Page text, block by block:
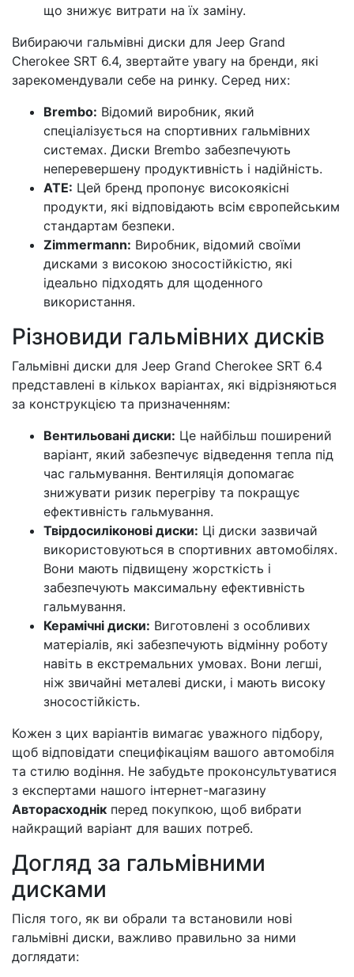
що знижує витрати на їх заміну.
Вибираючи гальмівні диски для Jeep Grand
Cherokee SRT 6.4, звертайте увагу на бренди, які
зарекомендували себе на ринку. Серед них:
Brembo: Відомий виробник, який
спеціалізується на спортивних гальмівних
системах. Диски Brembo забезпечують
неперевершену продуктивність і надійність.
ATE: Цей бренд пропонує високоякісні
продукти, які відповідають всім європейським
стандартам безпеки.
Zimmermann: Виробник, відомий своїми
дисками з високою зносостійкістю, які
ідеально підходять для щоденного
використання.
Різновиди гальмівних дисків
Гальмівні диски для Jeep Grand Cherokee SRT 6.4
представлені в кількох варіантах, які відрізняються
за конструкцією та призначенням:
Вентильовані диски: Це найбільш поширений
варіант, який забезпечує відведення тепла під
час гальмування. Вентиляція допомагає
знижувати ризик перегріву та покращує
ефективність гальмування.
Твірдосиліконові диски: Ці диски зазвичай
використовуються в спортивних автомобілях.
Вони мають підвищену жорсткість і
забезпечують максимальну ефективність
гальмування.
Керамічні диски: Виготовлені з особливих
матеріалів, які забезпечують відмінну роботу
навіть в екстремальних умовах. Вони легші,
ніж звичайні металеві диски, і мають високу
зносостійкість.
Кожен з цих варіантів вимагає уважного підбору,
щоб відповідати специфікаціям вашого автомобіля
та стилю водіння. Не забудьте проконсультуватися
з експертами нашого інтернет-магазину
Авторасходнік перед покупкою, щоб вибрати
найкращий варіант для ваших потреб.
Догляд за гальмівними
дисками
Після того, як ви обрали та встановили нові
гальмівні диски, важливо правильно за ними
доглядати: